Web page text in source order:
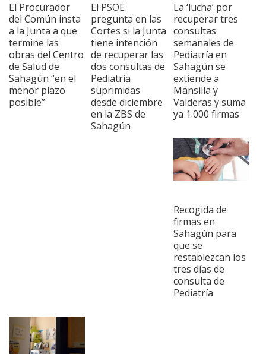
El Procurador
del Común insta
a la Junta a que
termine las
obras del Centro
de Salud de
Sahagún “en el
menor plazo
posible”
El PSOE
pregunta en las
Cortes si la Junta
tiene intención
de recuperar las
dos consultas de
Pediatría
suprimidas
desde diciembre
en la ZBS de
Sahagún
La ‘lucha’ por
recuperar tres
consultas
semanales de
Pediatría en
Sahagún se
extiende a
Mansilla y
Valderas y suma
ya 1.000 firmas
Recogida de
firmas en
Sahagún para
que se
restablezcan los
tres días de
consulta de
Pediatría